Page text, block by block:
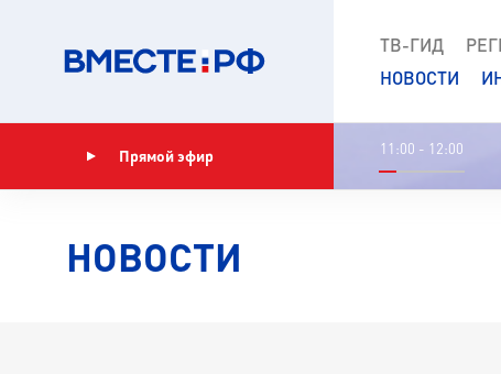
ТВ-ГИД
НОВОСТИ
Прямой эфир 11:00 - 12:00
НОВОСТИ